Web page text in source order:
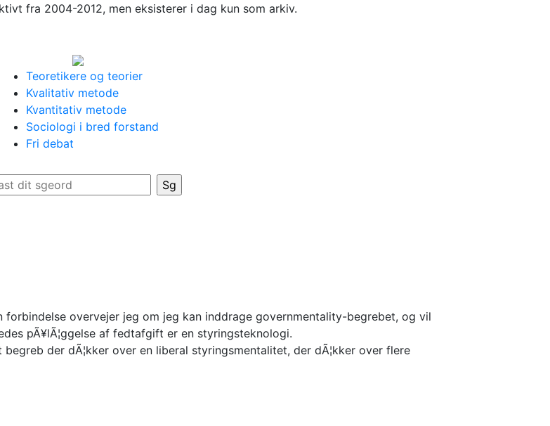
fra 2004-2012, men eksisterer i dag kun som arkiv.
Teoretikere og teorier
Kvalitativ metode
Kvantitativ metode
Sociologi i bred forstand
Fri debat
overvejer jeg om jeg kan inddrage governmentality-begrebet, og vil
pÃ¥lÃ¦ggelse af fedtafgift er en styringsteknologi.
der dÃ¦kker over en liberal styringsmentalitet, der dÃ¦kker over flere